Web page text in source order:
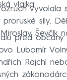
vlajka.
vyvolala
proruské síly.
Ševčík
před občany
Lubomír
Rajchl